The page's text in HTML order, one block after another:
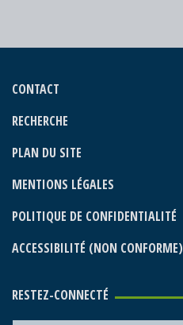
CONTACT
RECHERCHE
PLAN DU SITE
MENTIONS LÉGALES
POLITIQUE DE CONFIDENTIALITÉ
ACCESSIBILITÉ (NON CONFORME)
RESTEZ-CONNECTÉ